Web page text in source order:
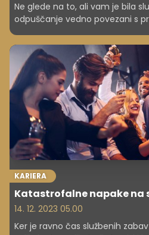
Ne glede na to, ali vam je bila
odpuščanje vedno povezani s
strah, veselje, jeza, olajšanje ...
"Končno sem svoboden," ali pa
popolnoma zrušil svet. Naj vas
panika, saj veste, nobena juha
se skuha. Ostanite mirni in ne
KARIERA
Katastrofalne napake na
14. 12. 2023 05.00
Ker je ravno čas službenih